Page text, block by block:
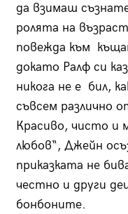
да взимаш
ролята на
повежда към
докато Ралф си
никога не е бил,
съвсем различно
Красиво, чисто и
любов“, Джейн
приказката не
честно и други
бонбоните.